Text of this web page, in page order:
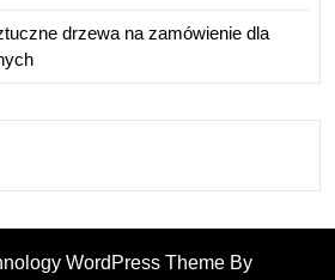
drzewa na zamówienie dla
WordPress Theme By